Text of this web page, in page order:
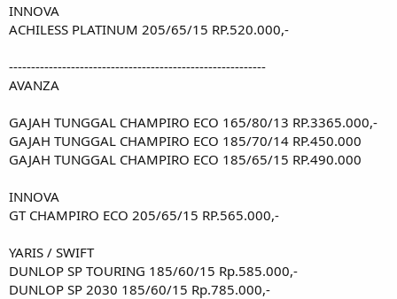
INNOVA
ACHILESS PLATINUM 205/65/15 RP.520.000,-
----------------------------------------------------------
AVANZA
GAJAH TUNGGAL CHAMPIRO ECO 165/80/13 RP.3365.000,-
GAJAH TUNGGAL CHAMPIRO ECO 185/70/14 RP.450.000
GAJAH TUNGGAL CHAMPIRO ECO 185/65/15 RP.490.000
INNOVA
GT CHAMPIRO ECO 205/65/15 RP.565.000,-
YARIS / SWIFT
DUNLOP SP TOURING 185/60/15 Rp.585.000,-
DUNLOP SP 2030 185/60/15 Rp.785.000,-